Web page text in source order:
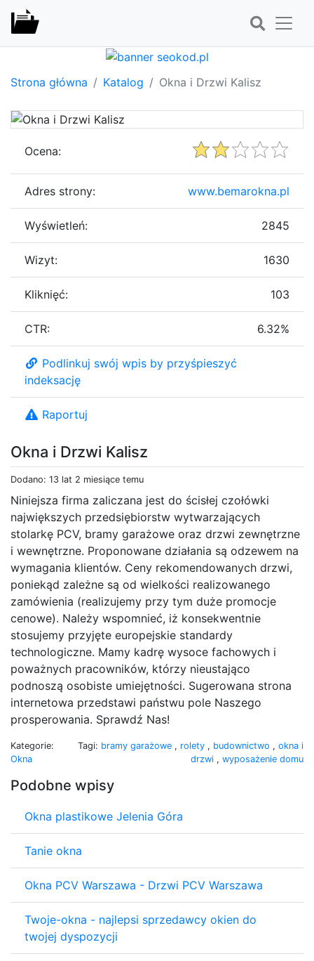
Strona główna Katalog Okna i Drzwi Kalisz
Okna i Drzwi Kalisz
Dodano: 13 lat 2 miesiące temu
Niniejsza firma zaliczana jest do ścisłej czołówki
największych przedsiębiorstw wytwarzających
stolarkę PCV, bramy garażowe oraz drzwi zewnętrzne
i wewnętrzne. Proponowane działania są odzewem na
wymagania klientów. Ceny rekomendowanych drzwi,
poniekąd zależne są od wielkości realizowanego
zamówienia (realizujemy przy tym duże promocje
cenowe). Należy wspomnieć, iż konsekwentnie
stosujemy przyjęte europejskie standardy
technologiczne. Mamy kadrę wysoce fachowych i
poważnych pracowników, którzy nieustająco
podnoszą osobiste umiejętności. Sugerowana strona
internetowa przedstawi państwu pole Naszego
prosperowania. Sprawdź Nas!
Kategorie:
Okna
Tagi: bramy garażowe , rolety , budownictwo , okna i
drzwi , wyposażenie domu
Podobne wpisy
Okna plastikowe Jelenia Góra
Tanie okna
Okna PCV Warszawa - Drzwi PCV Warszawa
Twoje-okna - najlepsi sprzedawcy okien do
twojej dyspozycji
Ocena:
Adres strony: www.bemarokna.pl
Wyświetleń: 2845
Wizyt: 1630
Kliknięć: 103
CTR: 6.32%
Podlinkuj swój wpis by przyśpieszyć
indeksację
Raportuj